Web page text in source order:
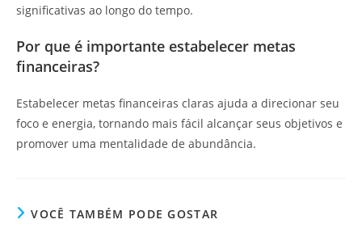
significativas ao longo do tempo.
Por que é importante estabelecer metas
financeiras?
Estabelecer metas financeiras claras ajuda a direcionar seu
foco e energia, tornando mais fácil alcançar seus objetivos e
promover uma mentalidade de abundância.
VOCÊ TAMBÉM PODE GOSTAR